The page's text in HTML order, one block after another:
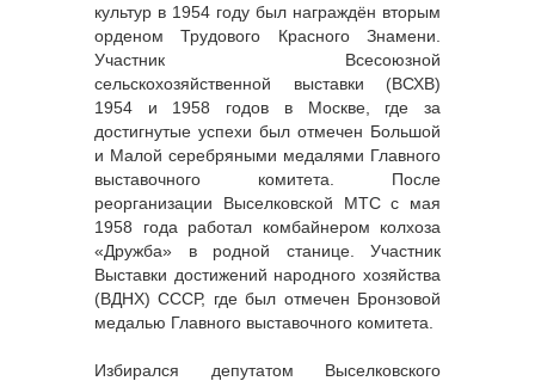
культур в 1954 году был награждён вторым
орденом Трудового Красного Знамени.
Участник Всесоюзной
сельскохозяйственной выставки (ВСХВ)
1954 и 1958 годов в Москве, где за
достигнутые успехи был отмечен Большой
и Малой серебряными медалями Главного
выставочного комитета. После
реорганизации Выселковской МТС с мая
1958 года работал комбайнером колхоза
«Дружба» в родной станице. Участник
Выставки достижений народного хозяйства
(ВДНХ) СССР, где был отмечен Бронзовой
медалью Главного выставочного комитета.
Избирался депутатом Выселковского